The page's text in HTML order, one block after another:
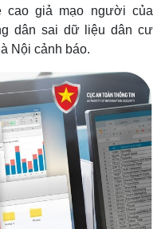
cao giả mạo người của
dân sai dữ liệu dân cư
Nội cảnh báo.